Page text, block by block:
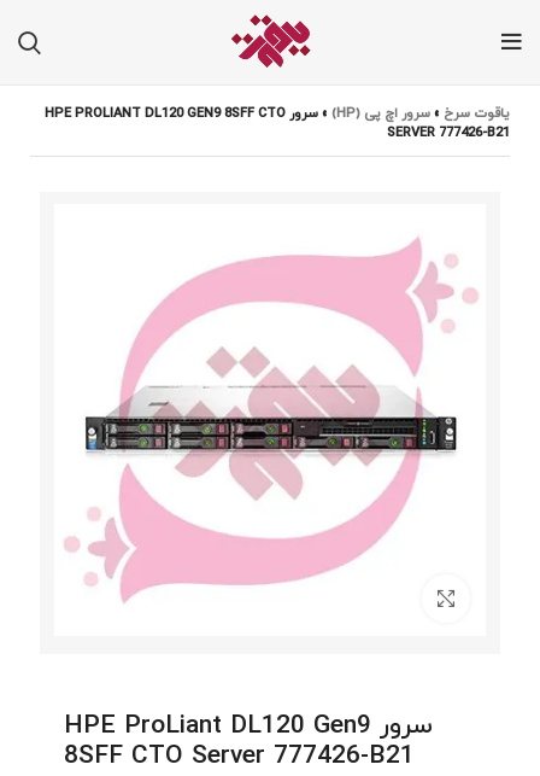
یاقوت سرخ »سرور اچ پی (HP) »
سرور HPE PROLIANT DL120 GEN9 8SFF CTO
SERVER 777426-B21
سرور HPE ProLiant DL120 Gen9
8SFF CTO Server 777426-B21